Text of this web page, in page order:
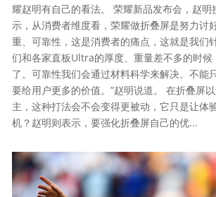
耀赵明有自己的看法。 荣耀新品发布会，赵明
示，从消费者维度看，荣耀做折叠屏是努力讨
重、可靠性，这是消费者的痛点，这就是我们
们和各家直板Ultra的厚度、重量差不多的时候
了。可靠性我们会通过材料科学来解决。不能
要给用户更多的价值。”赵明说道。 在折叠屏
主，这种打法会不会变得更被动，它只是让体
机？赵明则表示，要强化折叠屏自己的优...